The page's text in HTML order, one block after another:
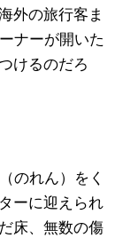
外の旅行客ま
ナーが開いた
けるのだろ
のれん）をく
ーに迎えられ
床、無数の傷